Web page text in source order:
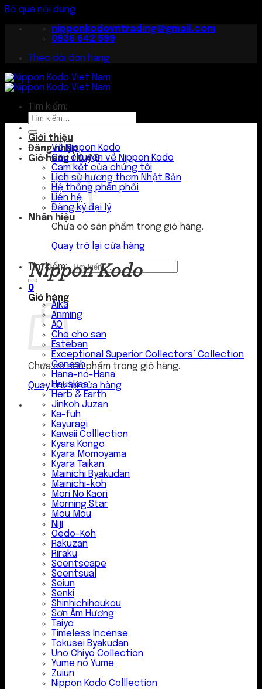
Bỏ qua nội dung
nipponkodovntrading@gmail.com
0936 642 599
Theo dõi đơn hàng
Tìm kiếm:
Đăng nhập
Giỏ hàng /0₫ 0
Chưa có sản phẩm trong giỏ hàng.
Quay trở lại cửa hàng
Tìm kiếm:
0
Giỏ hàng
Chưa có sản phẩm trong giỏ hàng.
Quay trở lại cửa hàng
Giới thiệu
Về Nippon Kodo
Câu chuyện về Nippon Kodo
Cam kết của chúng tôi
Lịch sử hương thơm Nhật Bản
Hệ thống phân phối
Liên hệ
Đăng ký đại lý
Nhãn hiệu
Nippon Kodo
Aika
Anming
AO
Cho cho san
Esteban
Exceptional Superior Collectors’ Collection
Gonesh
Hana-no-Hana
Hauskaa
Herb & Earth
Jinkoh Juzan
Ka-fuh
Kayuragi
Kawaii Colllection
Kyara Kongo
Kyara Momoyama
Kyara Taikan
Mainichi Byakudan
Mainichi-koh
Mori No Kaori
Morning Star
Mou Mou
Niji
Oedo-Koh
Rakuzan
Riraku
Scentscape
Scentsual
Seiun
Senki
Shinhichihoukou
Sơn Âm Hương
Taiyo
Timeless Incense
Tokusei Byakudan
Uno Chiyo Collection
Yume no Yume
Zuiun
Nippon Kodo Colllection